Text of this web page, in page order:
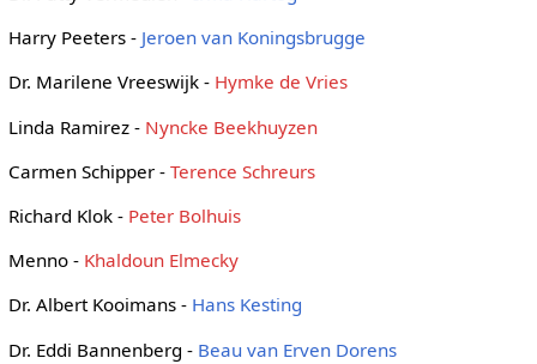
Harry Peeters - Jeroen van Koningsbrugge
Dr. Marilene Vreeswijk - Hymke de Vries
Linda Ramirez - Nyncke Beekhuyzen
Carmen Schipper - Terence Schreurs
Richard Klok - Peter Bolhuis
Menno - Khaldoun Elmecky
Dr. Albert Kooimans - Hans Kesting
Dr. Eddi Bannenberg - Beau van Erven Dorens